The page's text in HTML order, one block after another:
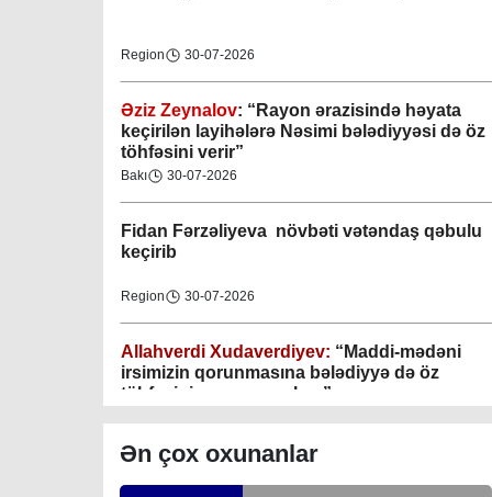
Region 30-07-2026
Əziz Zeynalov: “Rayon ərazisində həyata
keçirilən layihələrə Nəsimi bələdiyyəsi də öz
töhfəsini verir”
Bakı 30-07-2026
Fidan Fərzəliyeva növbəti vətəndaş qəbulu
keçirib
Region 30-07-2026
Allahverdi Xudaverdiyev: “Maddi-mədəni
irsimizin qorunmasına bələdiyyə də öz
töhfəsini verməyə çalışır”
Tahir Məmmədovun sakinlərlə növbəti
səyyar görüşü keçirilib
Ən çox oxunanlar
Gəncə şəhəri Nizami bələdiyyəsi
08-04-2023
M.Ə.Rəsuzladə bələdiyyəsi
07-04-2023
Xətai bələdiyyəsi
Mingəçevir bələdiyyəsi
Nəsimi bələdiyyəsi